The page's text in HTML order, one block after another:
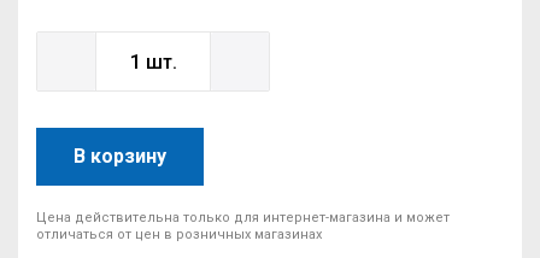
В корзину
Цена действительна только для интернет-магазина и может
отличаться от цен в розничных магазинах